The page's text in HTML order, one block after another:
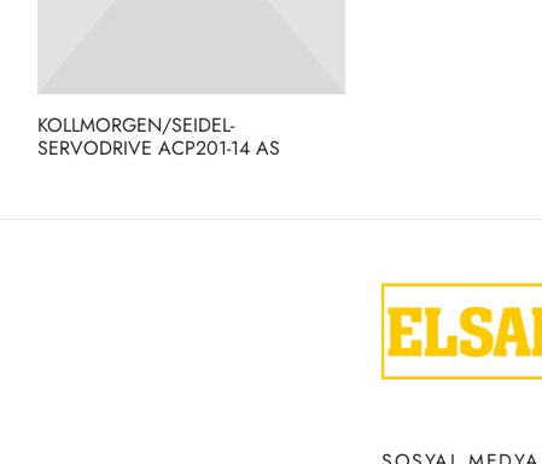
KOLLMORGEN/SEIDEL-
SERVODRIVE ACP201-14 AS